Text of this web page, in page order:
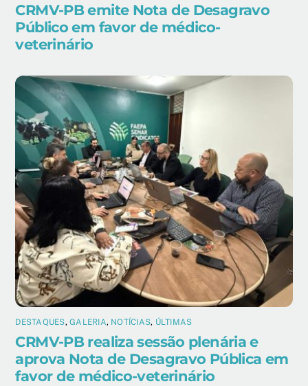
CRMV-PB emite Nota de Desagravo
Público em favor de médico-
veterinário
DESTAQUES,GALERIA, NOTÍCIAS, ÚLTIMAS
CRMV-PB realiza sessão plenária e
aprova Nota de Desagravo Pública em
favor de médico-veterinário